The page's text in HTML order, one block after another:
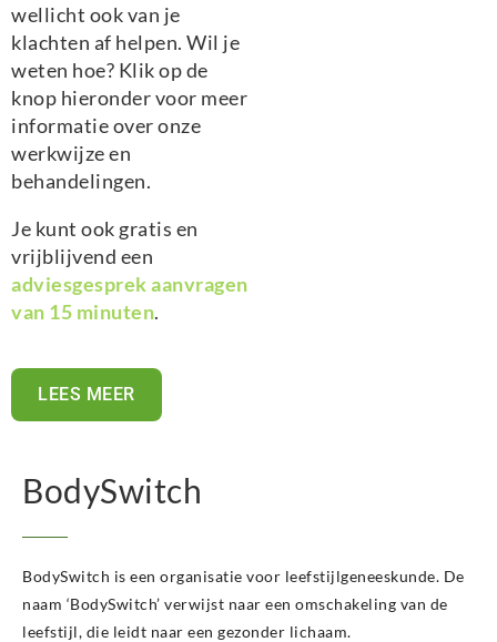
wellicht ook van je
klachten af helpen. Wil je
weten hoe? Klik op de
knop hieronder voor meer
informatie over onze
werkwijze en
behandelingen.
Je kunt ook gratis en
vrijblijvend een
adviesgesprek aanvragen
van 15 minuten.
LEES MEER
BodySwitch
BodySwitch is een organisatie voor leefstijlgeneeskunde. De
naam ‘BodySwitch’ verwijst naar een omschakeling van de
leefstijl, die leidt naar een gezonder lichaam.